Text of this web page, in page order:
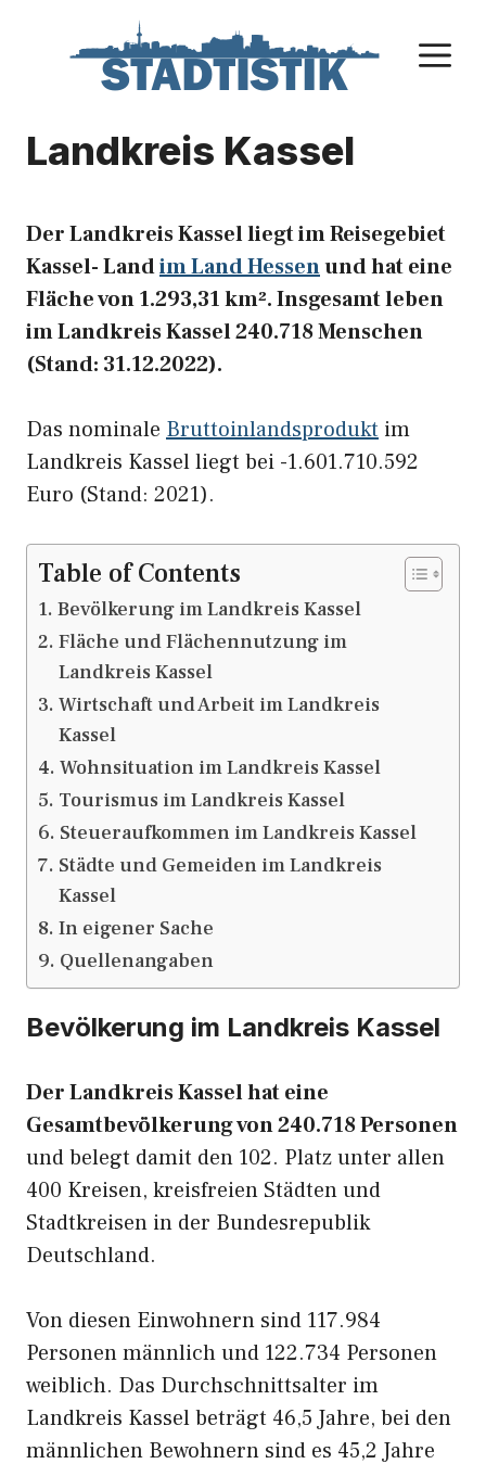
Landkreis Kassel
Der Landkreis Kassel liegt im Reisegebiet
Kassel- Landim Land Hessenund hat eine
Fläche von 1.293,31 km². Insgesamt leben
im Landkreis Kassel 240.718 Menschen
(Stand: 31.12.2022).
Das nominale Bruttoinlandsprodukt im
Landkreis Kassel liegt bei -1.601.710.592
Euro (Stand: 2021).
Table of Contents
Bevölkerung im Landkreis Kassel
Fläche und Flächennutzung im
Landkreis Kassel
Wirtschaft und Arbeit im Landkreis
Kassel
Wohnsituation im Landkreis Kassel
Tourismus im Landkreis Kassel
Steueraufkommen im Landkreis Kassel
Städte und Gemeiden im Landkreis
Kassel
In eigener Sache
Quellenangaben
Bevölkerung im Landkreis Kassel
Der Landkreis Kassel hat eine
Gesamtbevölkerung von 240.718 Personen
und belegt damit den 102. Platz unter allen
400 Kreisen, kreisfreien Städten und
Stadtkreisen in der Bundesrepublik
Deutschland.
Von diesen Einwohnern sind 117.984
Personen männlich und 122.734 Personen
weiblich. Das Durchschnittsalter im
Landkreis Kassel beträgt 46,5 Jahre, bei den
männlichen Bewohnern sind es 45,2 Jahre